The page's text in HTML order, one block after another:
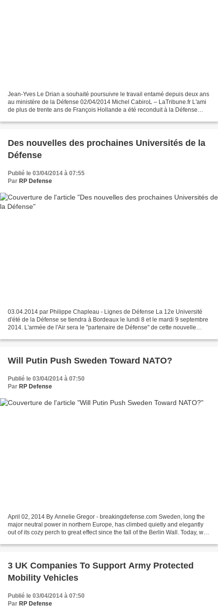
Jean-Yves Le Drian a souhaité poursuivre le travail entamé depuis deux ans
au ministère de la Défense 02/04/2014 Michel CabiroL – LaTribune.fr L'ami
de plus de trente ans de François Hollande a été reconduit à la Défense
Des nouvelles des prochaines Universités de la
Défense
Publié le 03/04/2014 à 07:55
Par RP Defense
03.04.2014 par Philippe Chapleau - Lignes de Défense La 12e Université
d'été de la Défense se tiendra à Bordeaux le lundi 8 et le mardi 9 septembre
2014. L'armée de l'Air sera le "partenaire de Défense" de cette nouvelle
Will Putin Push Sweden Toward NATO?
Publié le 03/04/2014 à 07:50
Par RP Defense
April 02, 2014 By Annelie Gregor - breakingdefense.com Sweden, long the
major neutral power in northern Europe, has climbed quietly and elegantly
out of its cozy perch to great effect since the fall of the Berlin Wall. Today, with
3 UK Companies To Support Army Protected
Mobility Vehicles
Publié le 03/04/2014 à 07:50
Par RP Defense